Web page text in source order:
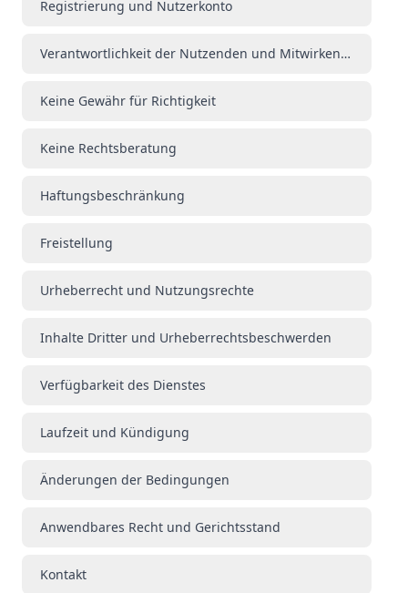
Registrierung und Nutzerkonto
Verantwortlichkeit der Nutzenden und Mitwirkenden
Keine Gewähr für Richtigkeit
Keine Rechtsberatung
Haftungsbeschränkung
Freistellung
Urheberrecht und Nutzungsrechte
Inhalte Dritter und Urheberrechtsbeschwerden
Verfügbarkeit des Dienstes
Laufzeit und Kündigung
Änderungen der Bedingungen
Anwendbares Recht und Gerichtsstand
Kontakt